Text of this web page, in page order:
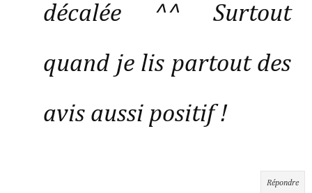
décalée ^^ Surtout
quand je lis partout des
avis aussi positif !
Répondre